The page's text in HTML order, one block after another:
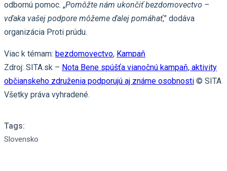
odbornú pomoc. „Pomôžte nám ukončiť bezdomovectvo –
vďaka vašej podpore môžeme ďalej pomáhať,” dodáva
organizácia Proti prúdu.
Viac k témam: bezdomovectvo, Kampaň
Zdroj: SITA.sk – Nota Bene spúšťa vianočnú kampaň, aktivity
občianskeho združenia podporujú aj známe osobnosti © SITA
Všetky práva vyhradené.
Tags:
Slovensko